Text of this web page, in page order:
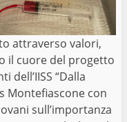
attraverso valori,
il cuore del progetto
dell’IISS “Dalla
Montefiascone con
sull’importanza